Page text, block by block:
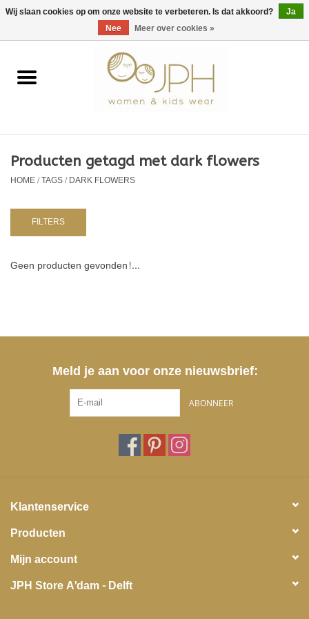
EUR/GBP/USD 0 Artikelen - €0,00
Home
Kids
NURSERY / TABLEWARE
Producten getagd met dark flowers
HOME/TAGS/DARK FLOWERS
FILTERS
Geen producten gevonden!...
Meld je aan voor onze nieuwsbrief:
ABONNEER
Klantenservice
Producten
Mijn account
JPH Store A'dam - Delft
Wij slaan cookies op om onze website te verbeteren. Is dat akkoord?
Ja
Nee
Meer over cookies »